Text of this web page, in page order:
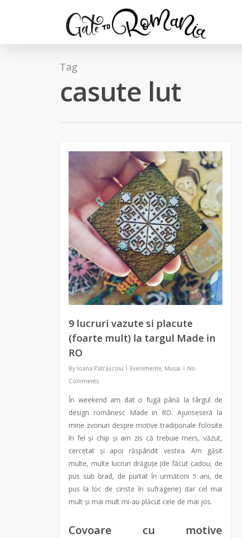
Tag
casute lut
9 lucruri vazute si placute
(foarte mult) la targul Made in
RO
By Ioana Pătrășcoiu Evenimente, Musai
No
Comments
În weekend am dat o fugă până la târgul de
design românesc Made in RO. Ajunseseră la
mine zvonuri despre motive tradiționale folosite
în fel și chip și am zis că trebuie mers, văzut,
cercetat și apoi răspândit vestea. Am găsit
multe, multe lucruri drăguțe (de făcut cadou, de
pus sub brad, de purtat în următorii 5 ani, de
pus la loc de cinste în sufragerie) dar cel mai
mult și mai mult mi-au plăcut cele de mai jos.
Covoare cu motive